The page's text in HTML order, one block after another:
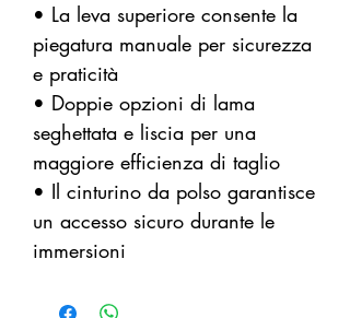
• La leva superiore consente la
piegatura manuale per sicurezza
e praticità
• Doppie opzioni di lama
seghettata e liscia per una
maggiore efficienza di taglio
• Il cinturino da polso garantisce
un accesso sicuro durante le
immersioni